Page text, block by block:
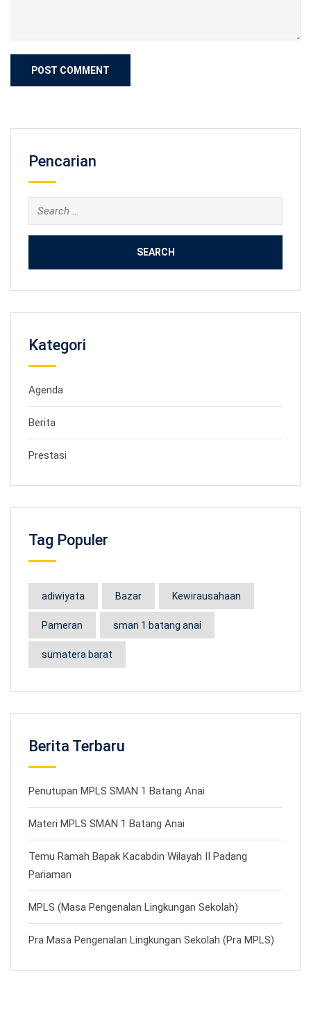
Pencarian
Search
for:
Kategori
Agenda
Berita
Prestasi
Tag Populer
adiwiyata Bazar Kewirausahaan
Pameran sman 1 batang anai
sumatera barat
Berita Terbaru
Penutupan MPLS SMAN 1 Batang Anai
Materi MPLS SMAN 1 Batang Anai
Temu Ramah Bapak Kacabdin Wilayah II Padang
Pariaman
MPLS (Masa Pengenalan Lingkungan Sekolah)
Pra Masa Pengenalan Lingkungan Sekolah (Pra MPLS)